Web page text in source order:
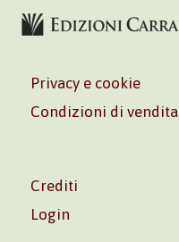
Privacy e cookie
Condizioni di vendita
Crediti
Login